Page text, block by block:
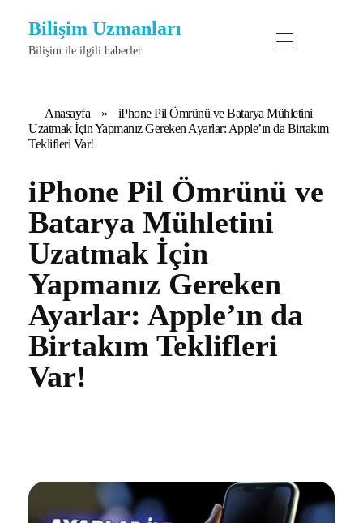
Bilişim Uzmanları
Bilişim ile ilgili haberler
Anasayfa »
iPhone Pil Ömrünü ve Batarya Mühletini
Uzatmak İçin Yapmanız Gereken Ayarlar: Apple’ın da Birtakım
Teklifleri Var!
iPhone Pil Ömrünü ve
Batarya Mühletini
Uzatmak İçin
Yapmanız Gereken
Ayarlar: Apple’ın da
Birtakım Teklifleri
Var!